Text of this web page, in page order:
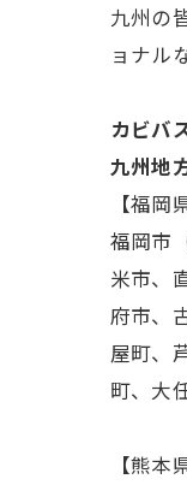
九州の
ョナル
カビバ
九州地
【福岡
福岡市
米市、
府市、
屋町、
町、大
【熊本